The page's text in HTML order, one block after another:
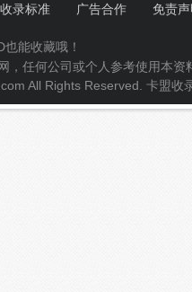
收录标准 广告合作 免责
能收藏哦！
，任何公司或个人参考使用本
All Rights Reserved. 卡盟收